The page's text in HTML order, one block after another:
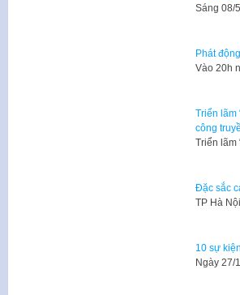
​Sáng 08/
Phát
Vào 20h
Triển lãm
công
Triển lãm
Đặc sắc
​TP Hà
10 sự
Ngày 27/